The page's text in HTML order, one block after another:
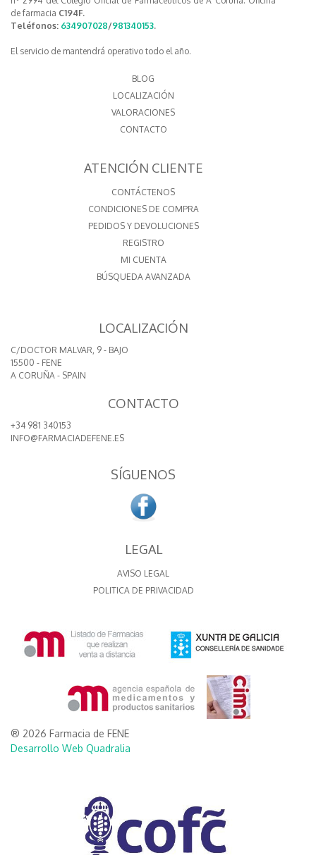
de farmacia C194F.
Teléfonos: 634907028/981340153.
El servicio de mantendrá operativo todo el año.
BLOG
LOCALIZACIÓN
VALORACIONES
CONTACTO
ATENCIÓN CLIENTE
CONTÁCTENOS
CONDICIONES DE COMPRA
PEDIDOS Y DEVOLUCIONES
REGISTRO
MI CUENTA
BÚSQUEDA AVANZADA
LOCALIZACIÓN
C/DOCTOR MALVAR, 9 - BAJO
15500 - FENE
A CORUÑA - SPAIN
CONTACTO
+34 981 340153
INFO@FARMACIADEFENE.ES
SÍGUENOS
LEGAL
AVISO LEGAL
POLITICA DE PRIVACIDAD
® 2026 Farmacia de FENE
Desarrollo Web Quadralia